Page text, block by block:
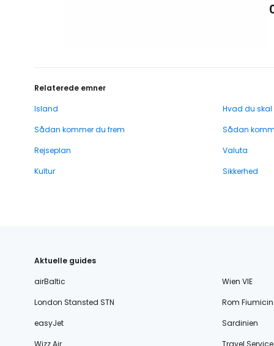
Relaterede emner
Island
Hvad du skal
Sådan kommer du frem
Sådan
Rejseplan
Valuta
Kultur
Sikkerhed
Aktuelle guides
airBaltic
Wien VIE
London Stansted STN
Rom
easyJet
Sardinien
Wizz Air
Travel Service